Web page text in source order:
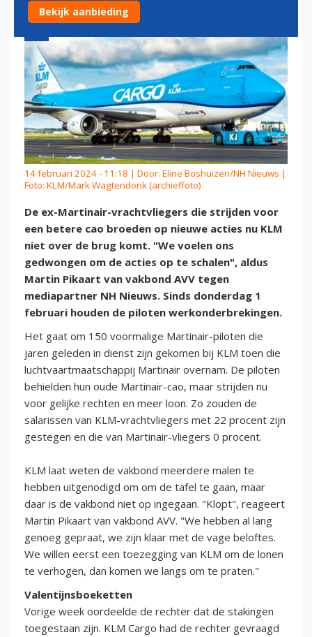
14 februari 2024 - 11:18 | Door: Eline Boshuizen/NH Nieuws |
Foto: KLM/Mark Wagtendonk (archieffoto)
De ex-Martinair-vrachtvliegers die strijden voor
een betere cao broeden op nieuwe acties nu KLM
niet over de brug komt. "We voelen ons
gedwongen om de acties op te schalen", aldus
Martin Pikaart van vakbond AVV tegen
mediapartner NH Nieuws. Sinds donderdag 1
februari houden de piloten werkonderbrekingen.
Het gaat om 150 voormalige Martinair-piloten die
jaren geleden in dienst zijn gekomen bij KLM toen die
luchtvaartmaatschappij Martinair overnam. De piloten
behielden hun oude Martinair-cao, maar strijden nu
voor gelijke rechten en meer loon. Zo zouden de
salarissen van KLM-vrachtvliegers met 22 procent zijn
gestegen en die van Martinair-vliegers 0 procent.
KLM laat weten de vakbond meerdere malen te
hebben uitgenodigd om om de tafel te gaan, maar
daar is de vakbond niet op ingegaan. "Klopt", reageert
Martin Pikaart van vakbond AVV. "We hebben al lang
genoeg gepraat, we zijn klaar met de vage beloftes.
We willen eerst een toezegging van KLM om de lonen
te verhogen, dan komen we langs om te praten."
Valentijnsboeketten
Vorige week oordeelde de rechter dat de stakingen
toegestaan zijn. KLM Cargo had de rechter gevraagd
Bekijk aanbieding